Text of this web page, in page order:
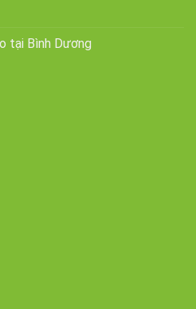
tại Bình Dương